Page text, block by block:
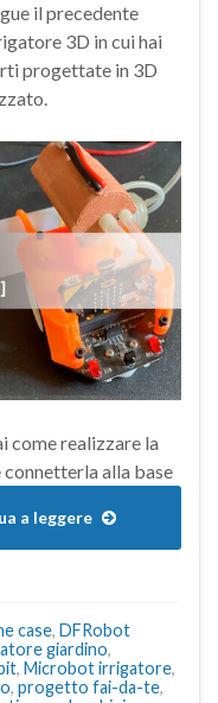
il precedente
3D in cui hai
progettate in 3D
come realizzare la
alla base
a leggere
case, DFRobot
giardino,
, Microbot irrigatore,
, progetto fai-da-te,